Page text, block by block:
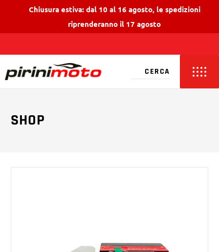
Chiusura estiva: dal 10 al 16 agosto, le spedizioni
riprenderanno il 17 agosto
SHOP